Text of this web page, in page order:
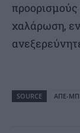
χαλάρωση,
SOURCE ΑΠΕ-